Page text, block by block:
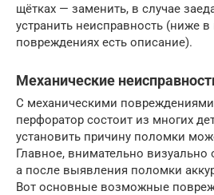
щётках — заменить, в случае
устранить неисправность (ниже в
повреждениях есть описание).
Механические
С механическими
перфоратор состоит из многих
установить причину поломки
Главное, внимательно визуально
а после выявления поломки
Вот основные возможные